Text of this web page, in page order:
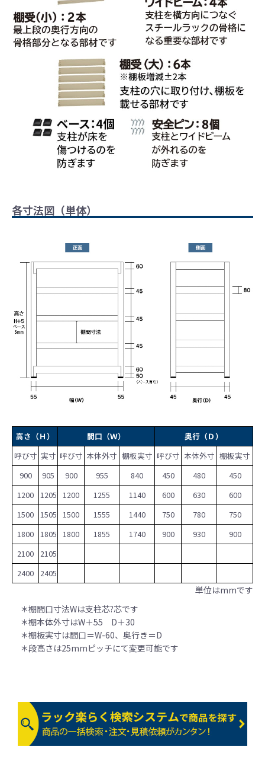
各寸法図（単体）
高さ（Ｈ） 間口（Ｗ）
奥行（Ｄ）
呼び寸 実寸 呼び寸 本体外寸 棚板実寸 呼び寸 本体外寸 棚板実寸
900
905 900 955 840 450 480
450
1200
1205 1200 1255 1140 600 630
600
1500
1505 1500 1555 1440 750 780
750
1800
1805 1800 1855 1740 900 930
900
2100
2105
2400
2405
単位はmmです
＊棚間口寸法Wは支柱芯?芯です
＊棚本体外寸はW＋55 D＋30
＊棚板実寸は間口＝W-60、奥行き＝D
＊段高さは25mmピッチにて変更可能です